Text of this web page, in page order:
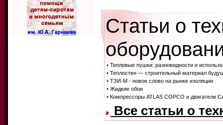
Статьи о
• Тепловые пушки: разновидности и
• Теплостен — строительный материал
• ТЗИ-М - новое слово на рынке изоляции
• Жидкие обои
• Компрессоры ATLAS COPCO и двигатели
Все статьи о